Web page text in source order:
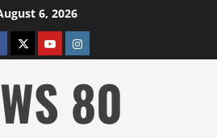
6, 2026
twitterYOUTUBE
instagram
80